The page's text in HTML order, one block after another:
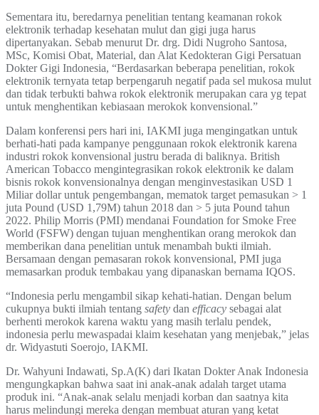
Sementara itu, beredarnya penelitian tentang keamanan rokok
elektronik terhadap kesehatan mulut dan gigi juga harus
dipertanyakan. Sebab menurut Dr. drg. Didi Nugroho Santosa,
MSc, Komisi Obat, Material, dan Alat Kedokteran Gigi Persatuan
Dokter Gigi Indonesia, “Berdasarkan beberapa penelitian, rokok
elektronik ternyata tetap berpengaruh negatif pada sel mukosa mulut
dan tidak terbukti bahwa rokok elektronik merupakan cara yg tepat
untuk menghentikan kebiasaan merokok konvensional.”
Dalam konferensi pers hari ini, IAKMI juga mengingatkan untuk
berhati-hati pada kampanye penggunaan rokok elektronik karena
industri rokok konvensional justru berada di baliknya. British
American Tobacco mengintegrasikan rokok elektronik ke dalam
bisnis rokok konvensionalnya dengan menginvestasikan USD 1
Miliar dollar untuk pengembangan, mematok target pemasukan > 1
juta Pound (USD 1,79M) tahun 2018 dan > 5 juta Pound tahun
2022. Philip Morris (PMI) mendanai Foundation for Smoke Free
World (FSFW) dengan tujuan menghentikan orang merokok dan
memberikan dana penelitian untuk menambah bukti ilmiah.
Bersamaan dengan pemasaran rokok konvensional, PMI juga
memasarkan produk tembakau yang dipanaskan bernama IQOS.
“Indonesia perlu mengambil sikap kehati-hatian. Dengan belum
cukupnya bukti ilmiah tentang safety dan efficacy sebagai alat
berhenti merokok karena waktu yang masih terlalu pendek,
indonesia perlu mewaspadai klaim kesehatan yang menjebak,” jelas
dr. Widyastuti Soerojo, IAKMI.
Dr. Wahyuni Indawati, Sp.A(K) dari Ikatan Dokter Anak Indonesia
mengungkapkan bahwa saat ini anak-anak adalah target utama
produk ini. “Anak-anak selalu menjadi korban dan saatnya kita
harus melindungi mereka dengan membuat aturan yang ketat